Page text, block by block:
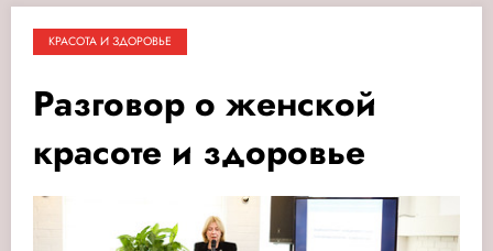
КРАСОТА И ЗДОРОВЬЕ
Разговор о женской
красоте и здоровье